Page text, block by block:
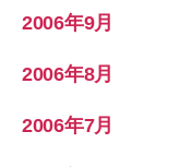
2006年9月
2006年8月
2006年7月